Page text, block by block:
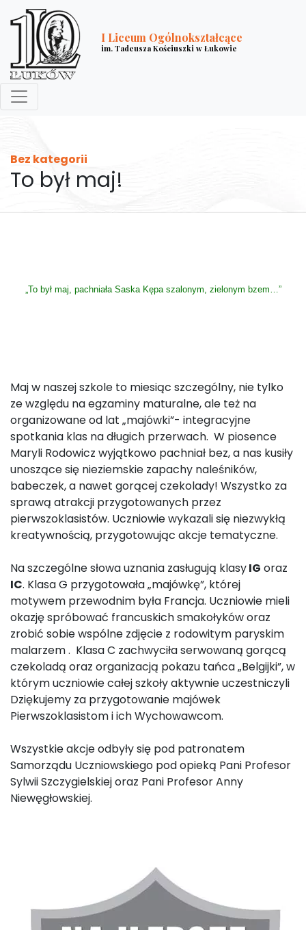
I Liceum Ogólnokształcące
im. Tadeusza Kościuszki w Łukowie
Bez kategorii
To był maj!
„To był maj, pachniała Saska Kępa szalonym, zielonym bzem…”
Maj w naszej szkole to miesiąc szczególny, nie tylko
ze względu na egzaminy maturalne, ale też na
organizowane od lat „majówki”- integracyjne
spotkania klas na długich przerwach. W piosence
Maryli Rodowicz wyjątkowo pachniał bez, a nas kusiły
unoszące się nieziemskie zapachy naleśników,
babeczek, a nawet gorącej czekolady! Wszystko za
sprawą atrakcji przygotowanych przez
pierwszoklasistów. Uczniowie wykazali się niezwykłą
kreatywnością, przygotowując akcje tematyczne.
Na szczególne słowa uznania zasługują klasyIG oraz
IC. Klasa G przygotowała „majówkę”, której
motywem przewodnim była Francja. Uczniowie mieli
okazję spróbować francuskich smakołyków oraz
zrobić sobie wspólne zdjęcie z rodowitym paryskim
malarzem . Klasa C zachwyciła serwowaną gorącą
czekoladą oraz organizacją pokazu tańca „Belgijki”, w
którym uczniowie całej szkoły aktywnie uczestniczyli
Dziękujemy za przygotowanie majówek
Pierwszoklasistom i ich Wychowawcom.
Wszystkie akcje odbyły się pod patronatem
Samorządu Uczniowskiego pod opieką Pani Profesor
Sylwii Szczygielskiej oraz Pani Profesor Anny
Niewęgłowskiej.